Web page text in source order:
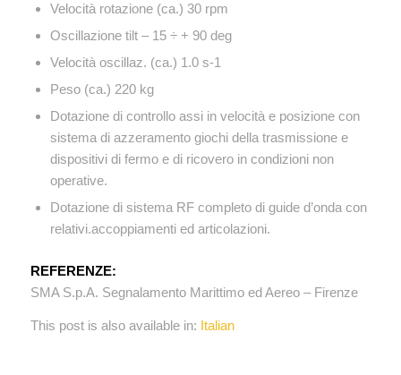
Velocità rotazione (ca.) 30 rpm
Oscillazione tilt – 15 ÷ + 90 deg
Velocità oscillaz. (ca.) 1.0 s-1
Peso (ca.) 220 kg
Dotazione di controllo assi in velocità e posizione con
sistema di azzeramento giochi della trasmissione e
dispositivi di fermo e di ricovero in condizioni non
operative.
Dotazione di sistema RF completo di guide d’onda con
relativi.accoppiamenti ed articolazioni.
REFERENZE:
SMA S.p.A. Segnalamento Marittimo ed Aereo – Firenze
This post is also available in: Italian